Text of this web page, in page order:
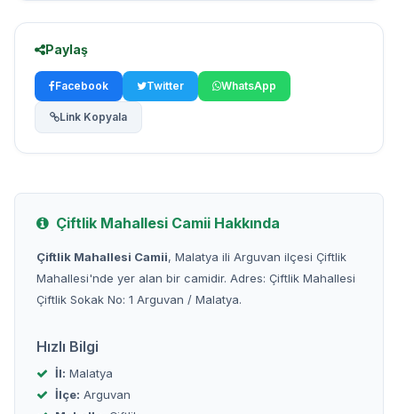
Paylaş
Facebook Twitter WhatsApp
Link Kopyala
Çiftlik Mahallesi Camii Hakkında
Çiftlik Mahallesi Camii, Malatya ili Arguvan ilçesi Çiftlik
Mahallesi'nde yer alan bir camidir. Adres: Çiftlik Mahallesi
Çiftlik Sokak No: 1 Arguvan / Malatya.
Hızlı Bilgi
İl: Malatya
İlçe: Arguvan